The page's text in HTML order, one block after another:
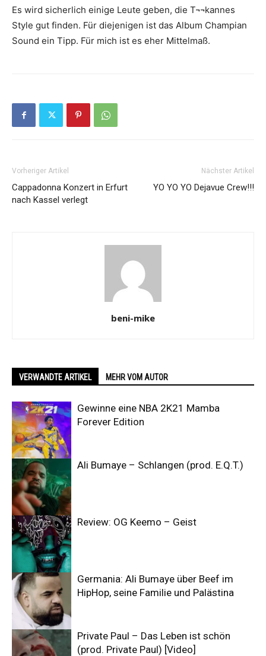
Es wird sicherlich einige Leute geben, die T¬¬kannes
Style gut finden. Für diejenigen ist das Album Champian
Sound ein Tipp. Für mich ist es eher Mittelmaß.
Vorheriger Artikel
Cappadonna Konzert in Erfurt
nach Kassel verlegt
Nächster Artikel
YO YO YO Dejavue Crew!!!
beni-mike
VERWANDTE ARTIKEL MEHR VOM AUTOR
Gewinne eine NBA 2K21 Mamba
Forever Edition
Ali Bumaye – Schlangen (prod. E.Q.T.)
Review: OG Keemo – Geist
Germania: Ali Bumaye über Beef im
HipHop, seine Familie und Palästina
Private Paul – Das Leben ist schön
(prod. Private Paul) [Video]